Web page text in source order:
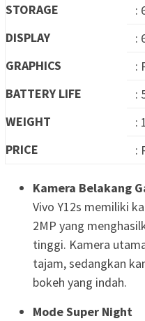
STORAGE
:
DISPLAY
:
GRAPHICS
:
BATTERY LIFE
:
WEIGHT
:
PRICE
:
Kamera Belakang
Vivo Y12s memiliki
2MP yang
tinggi. Kamera
tajam, sedangkan
bokeh yang indah.
Mode Super Night